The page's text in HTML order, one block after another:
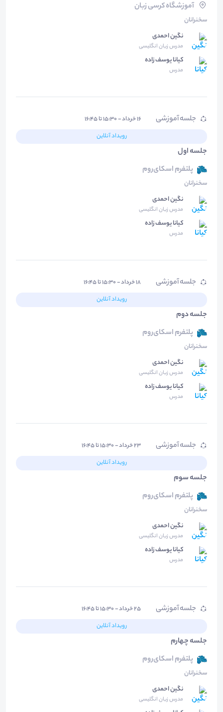
آموزشگاه کرسی زبان
سخنرانان
نگین احمدی
مدرس زبان انگلیسی
کیانا یوسف زاده
مدرس
جلسه آموزشی
۱۶ خرداد - ۱۵:۳۰ تا ۱۶:۴۵
رویداد آنلاین
جلسه اول
پلتفرم اسکای‌روم
سخنرانان
نگین احمدی
مدرس زبان انگلیسی
کیانا یوسف زاده
مدرس
جلسه آموزشی
۱۸ خرداد - ۱۵:۳۰ تا ۱۶:۴۵
رویداد آنلاین
جلسه دوم
پلتفرم اسکای‌روم
سخنرانان
نگین احمدی
مدرس زبان انگلیسی
کیانا یوسف زاده
مدرس
جلسه آموزشی
۲۳ خرداد - ۱۵:۳۰ تا ۱۶:۴۵
رویداد آنلاین
جلسه سوم
پلتفرم اسکای‌روم
سخنرانان
نگین احمدی
مدرس زبان انگلیسی
کیانا یوسف زاده
مدرس
جلسه آموزشی
۲۵ خرداد - ۱۵:۳۰ تا ۱۶:۴۵
رویداد آنلاین
جلسه چهارم
پلتفرم اسکای‌روم
سخنرانان
نگین احمدی
مدرس زبان انگلیسی